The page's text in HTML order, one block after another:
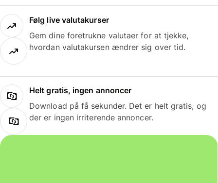
Følg live valutakurser
Gem dine foretrukne valutaer for at tjekke,
hvordan valutakursen ændrer sig over tid.
Helt gratis, ingen annoncer
Download på få sekunder. Det er helt gratis, og
der er ingen irriterende annoncer.